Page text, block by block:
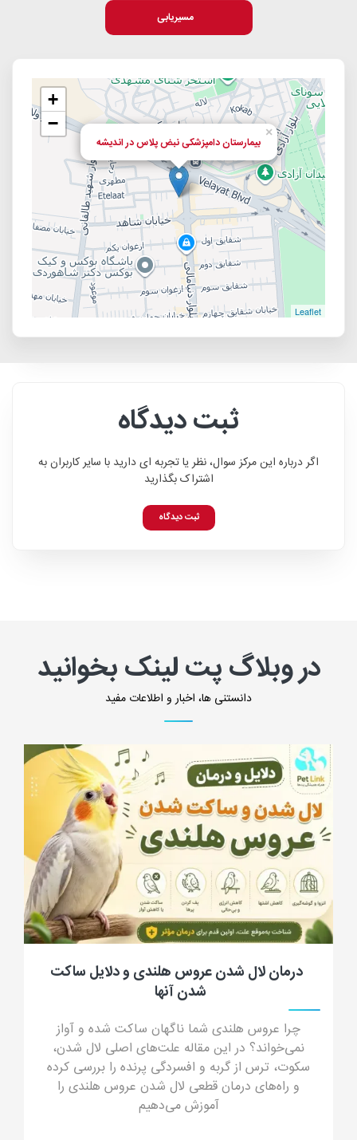
مسیریابی
بیمارستان دامپزشکی نبض پلاس در اندیشه
×
+
−
Leaflet
ثبت دیدگاه
اگر درباره این مرکز سوال، نظر یا تجربه ای دارید با سایر کاربران به
اشتراک بگذارید
ثبت دیدگاه
در وبلاگ پت لینک بخوانید
دانستنی ها، اخبار و اطلاعات مفید
درمان لال شدن عروس هلندی و دلایل ساکت
شدن آنها
چرا عروس هلندی شما ناگهان ساکت شده و آواز
نمی‌خواند؟ در این مقاله علت‌های اصلی لال شدن،
سکوت، ترس از گربه و افسردگی پرنده را بررسی کرده
و راه‌های درمان قطعی لال شدن عروس هلندی را
آموزش می‌دهیم